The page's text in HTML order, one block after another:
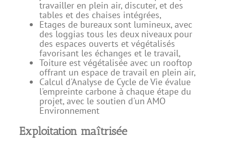
travailler en plein air, discuter, et des
tables et des chaises intégrées,
Etages de bureaux sont lumineux, avec
des loggias tous les deux niveaux pour
des espaces ouverts et végétalisés
favorisant les échanges et le travail,
Toiture est végétalisée avec un rooftop
offrant un espace de travail en plein air,
Calcul d'Analyse de Cycle de Vie évalue
l'empreinte carbone à chaque étape du
projet, avec le soutien d'un AMO
Environnement
Exploitation maîtrisée